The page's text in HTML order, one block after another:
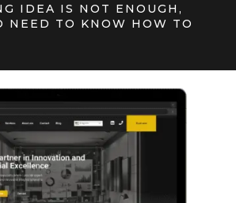
IDEA IS NOT ENOUGH,
NEED TO KNOW HOW TO